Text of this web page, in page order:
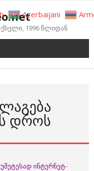
1996 წლიდან
ᲓᲠᲝᲡ
ინტერნეტ-
Azerbaijani